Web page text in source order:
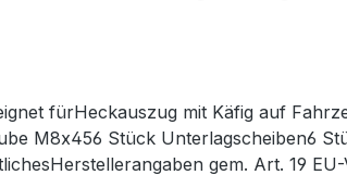
fürHeckauszug mit Käfig auf
M8x456 Stück Unterlagscheiben6
gem. Art. 19